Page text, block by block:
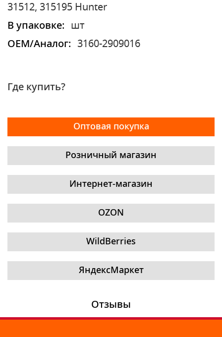
31512, 315195 Hunter
В упаковке:
шт
OEM/Аналог:
3160-2909016
Где купить?
Оптовая покупка
Розничный магазин
Интернет-магазин
OZON
WildBerries
ЯндексМаркет
Отзывы